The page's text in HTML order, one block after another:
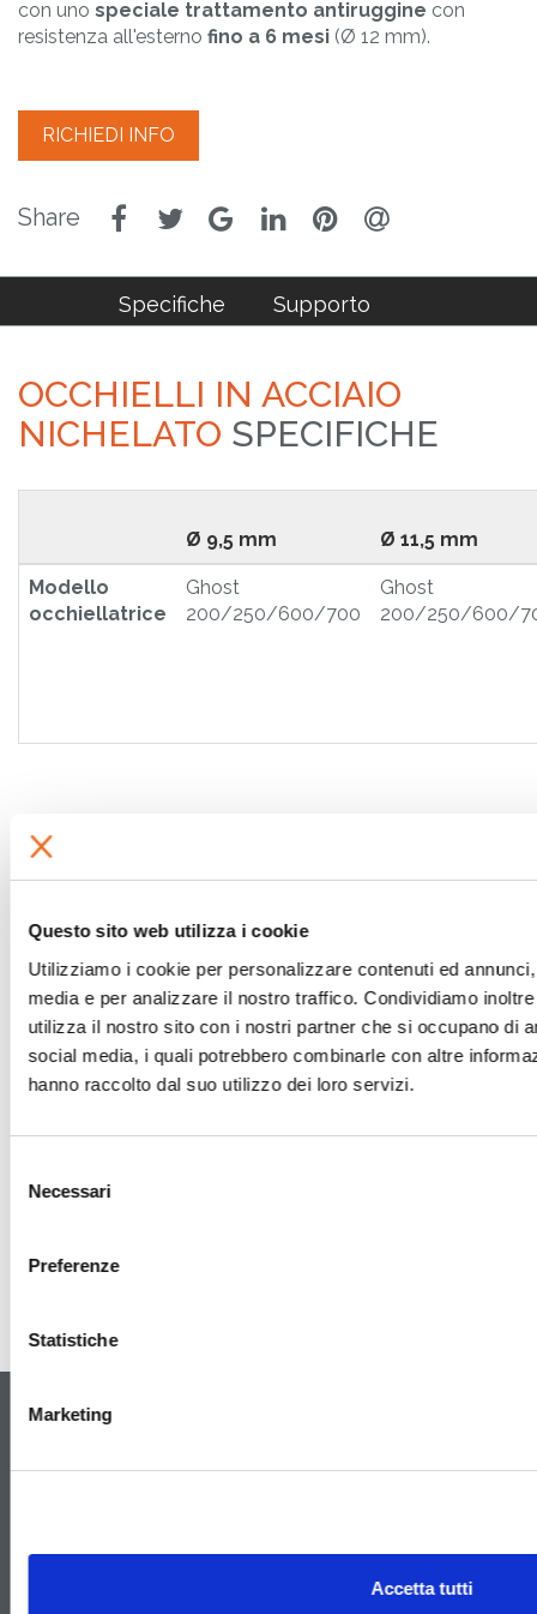
Questo sito web utilizza i cookie
Utilizziamo i cookie per personalizzare contenuti ed
media e per analizzare il nostro traffico. Condividiamo
utilizza il nostro sito con i nostri partner che si occupano di
social media, i quali potrebbero combinarle con altre
hanno raccolto dal suo utilizzo dei loro servizi.
delNecessari
Preferenze
Statistiche
Marketing
Accetta tutti
con uno speciale trattamento antiruggine con
resistenza all'esterno fino a 6 mesi (Ø 12 mm).
RICHIEDI INFO
Specifiche Supporto
OCCHIELLI IN ACCIAIO
NICHELATO SPECIFICHE
Ø 9,5 mm Ø 11,5 mm
Modello
occhiellatrice
Ghost
200/250/600/700
Ghost
200/250/600/